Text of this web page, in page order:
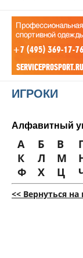
ИГРОКИ
Алфавитный
А Б В
К
Л М
Ф
Х Ц
<< Вернуться